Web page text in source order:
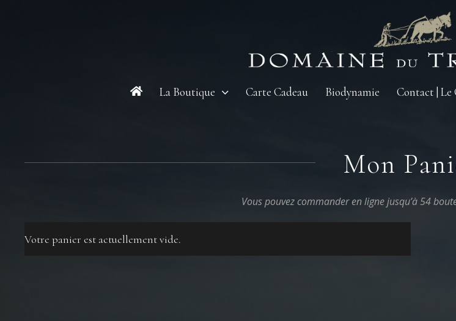
La Boutique Carte Cadeau Biodynamie Contact | Le
Mon
Vous pouvez commander en ligne jusqu’à 54
Votre panier est actuellement vide.